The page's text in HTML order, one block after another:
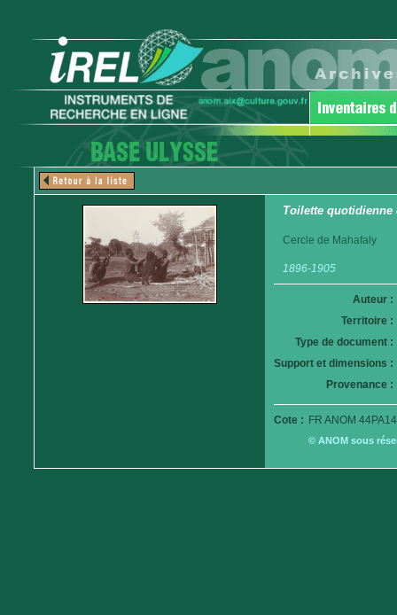
Toilette quotidienne
Cercle de Mahafaly
1896-1905
Auteur :
Territoire :
Type de document :
Support et dimensions :
Provenance :
Cote : FR ANOM
© ANOM sous